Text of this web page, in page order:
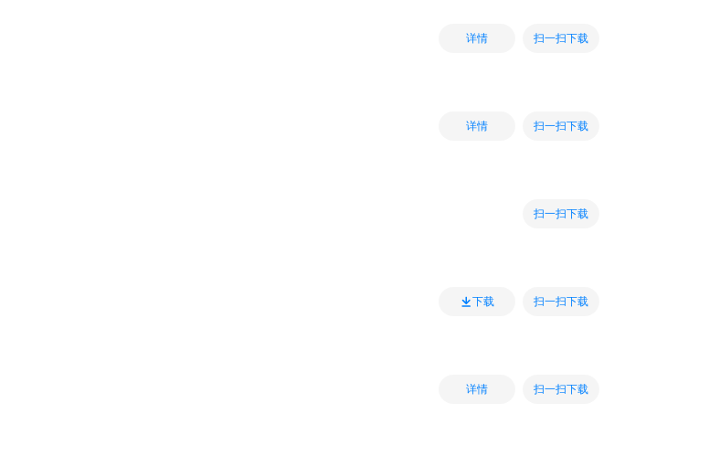
详情 扫一扫下载
详情 扫一扫下载
扫一扫下载
下载 扫一扫下载
详情 扫一扫下载